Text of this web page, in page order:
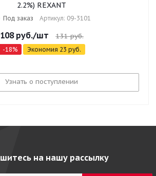
2.2%) REXANT
Под заказ Артикул: 09-3101
108руб./шт 131руб.
-18% Экономия 23 руб.
Узнать о поступлении
на нашу рассылку